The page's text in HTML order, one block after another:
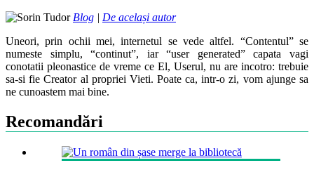
Blog | De același autor
Uneori, prin ochii mei, internetul se vede altfel. “Contentul” se
numeste simplu, “continut”, iar “user generated” capata vagi
conotatii pleonastice de vreme ce El, Userul, nu are incotro: trebuie
sa-si fie Creator al propriei Vieti. Poate ca, intr-o zi, vom ajunge sa
ne cunoastem mai bine.
Recomandări